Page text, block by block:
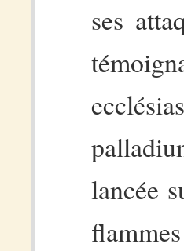
ses
lancée